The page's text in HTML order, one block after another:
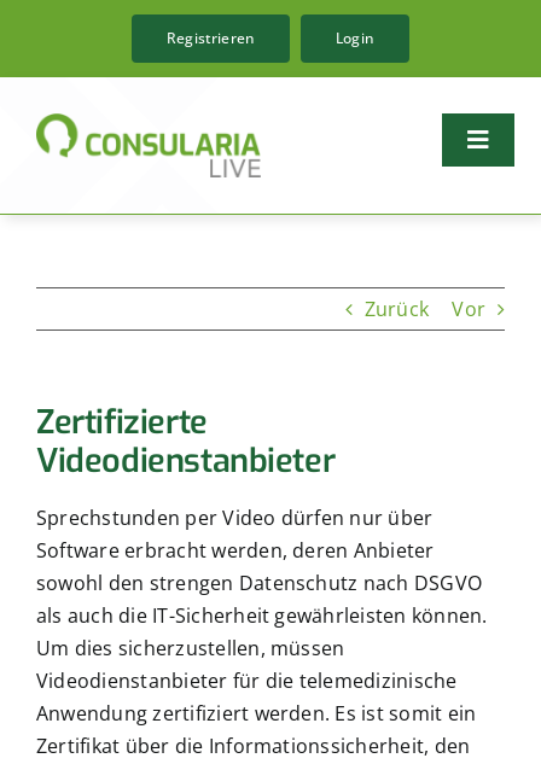
springen
Registrieren Login
Toggle
Magazin
Ressourcen
Produktvorstellung buchen
Ihr Ansprechpartner
Technischer Support
Zurück Vor
Zertifizierte
Videodienstanbieter
Sprechstunden per Video dürfen nur über
Software erbracht werden, deren Anbieter
sowohl den strengen Datenschutz nach DSGVO
als auch die IT-Sicherheit gewährleisten können.
Um dies sicherzustellen, müssen
Videodienstanbieter für die telemedizinische
Anwendung zertifiziert werden. Es ist somit ein
Zertifikat über die Informationssicherheit, den